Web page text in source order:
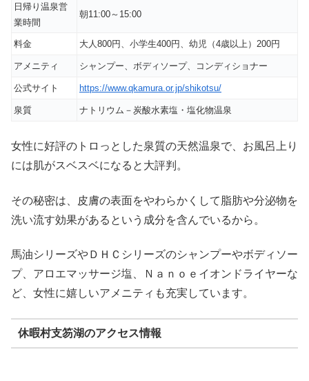
日帰り温泉営
業時間
朝11:00～15:00
料金 大人800円、小学生400円、幼児（4歳以上）200円
アメニティ シャンプー、ボディソープ、コンディショナー
公式サイト https://www.qkamura.or.jp/shikotsu/
泉質 ナトリウム－炭酸水素塩・塩化物温泉
女性に好評のトロっとした泉質の天然温泉で、お風呂上り
には肌がスベスベになると大評判。
その秘密は、皮膚の表面をやわらかくして脂肪や分泌物を
洗い流す効果があるという成分を含んでいるから。
馬油シリーズやＤＨＣシリーズのシャンプーやボディソー
プ、アロエマッサージ塩、Ｎａｎｏｅイオンドライヤーな
ど、女性に嬉しいアメニティも充実しています。
休暇村支笏湖のアクセス情報